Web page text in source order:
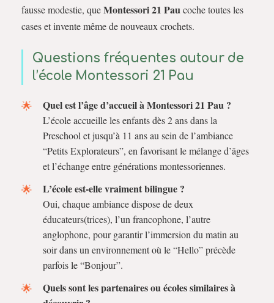
fausse modestie, queMontessori 21 Paucoche toutes les
cases et invente même de nouveaux crochets.
Questions fréquentes autour de
l’école Montessori 21 Pau
Quel est l’âge d’accueil à Montessori 21 Pau ?
L’école accueille les enfants dès 2 ans dans la
Preschool et jusqu’à 11 ans au sein de l’ambiance
“Petits Explorateurs”, en favorisant le mélange d’âges
et l’échange entre générations montessoriennes.
L’école est-elle vraiment bilingue ?
Oui, chaque ambiance dispose de deux
éducateurs(trices), l’un francophone, l’autre
anglophone, pour garantir l’immersion du matin au
soir dans un environnement où le “Hello” précède
parfois le “Bonjour”.
Quels sont les partenaires ou écoles similaires à